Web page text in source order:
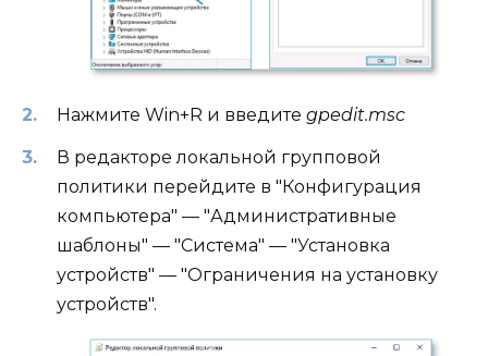
Нажмите Win+R и введите gpedit.msc
В редакторе локальной групповой
политики перейдите в "Конфигурация
компьютера" — "Административные
шаблоны" — "Система" — "Установка
устройств" — "Ограничения на установку
устройств".